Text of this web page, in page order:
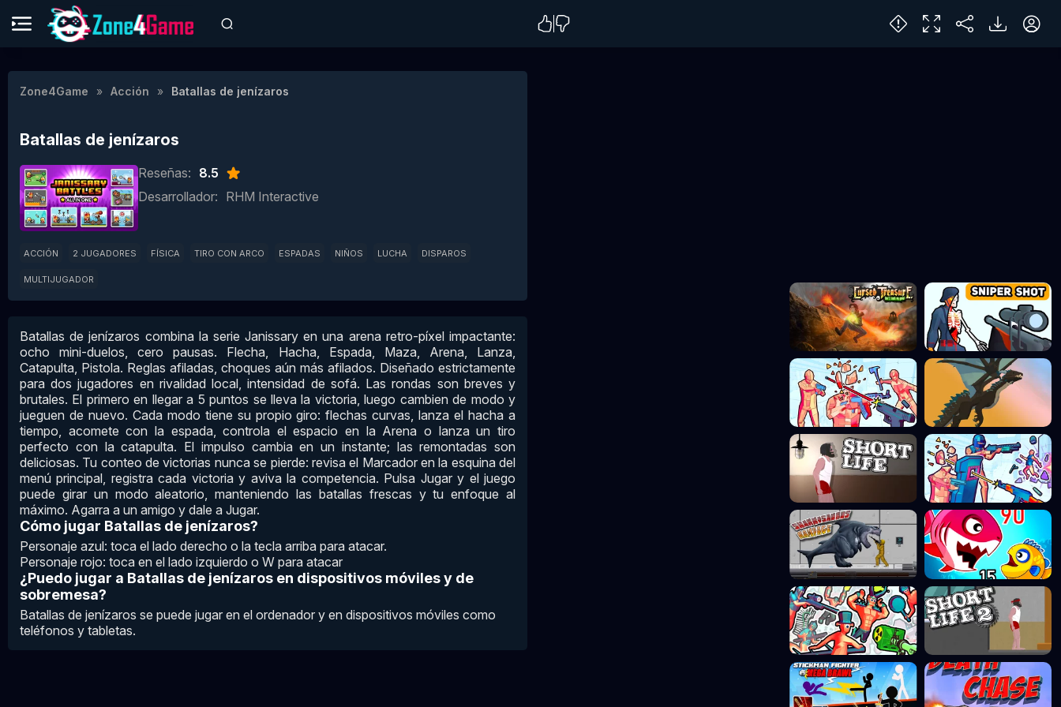
Zone4Game Acción Batallas de jenízaros
Batallas de jenízaros
Reseñas: 8.5
Desarrollador: RHM Interactive
ACCIÓN 2 JUGADORES FÍSICA TIRO CON ARCO ESPADAS NIÑOS LUCHA DISPAROS
MULTIJUGADOR
Batallas de jenízaros combina la serie Janissary en una arena retro-píxel impactante:
ocho mini-duelos, cero pausas. Flecha, Hacha, Espada, Maza, Arena, Lanza,
Catapulta, Pistola. Reglas afiladas, choques aún más afilados. Diseñado estrictamente
para dos jugadores en rivalidad local, intensidad de sofá. Las rondas son breves y
brutales. El primero en llegar a 5 puntos se lleva la victoria, luego cambien de modo y
jueguen de nuevo. Cada modo tiene su propio giro: flechas curvas, lanza el hacha a
tiempo, acomete con la espada, controla el espacio en la Arena o lanza un tiro
perfecto con la catapulta. El impulso cambia en un instante; las remontadas son
deliciosas. Tu conteo de victorias nunca se pierde: revisa el Marcador en la esquina del
menú principal, registra cada victoria y aviva la competencia. Pulsa Jugar y el juego
puede girar un modo aleatorio, manteniendo las batallas frescas y tu enfoque al
máximo. Agarra a un amigo y dale a Jugar.
Cómo jugar Batallas de jenízaros?
Personaje azul: toca el lado derecho o la tecla arriba para atacar.
Personaje rojo: toca en el lado izquierdo o W para atacar
¿Puedo jugar a Batallas de jenízaros en dispositivos móviles y de
sobremesa?
Batallas de jenízaros se puede jugar en el ordenador y en dispositivos móviles como
teléfonos y tabletas.